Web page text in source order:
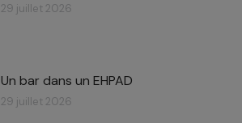
29 juillet 2026
Un bar dans un EHPAD
29 juillet 2026